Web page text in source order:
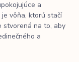
a
vôňa, ktorú stačí
stvorená na to, aby
a